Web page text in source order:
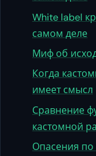
White label
самом деле
Миф об
Когда
имеет смысл
Сравнение
кастомной
Опасения